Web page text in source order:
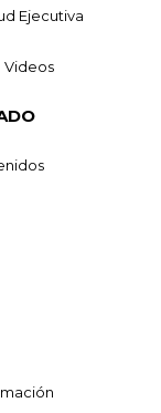
Ejecutiva
Videos